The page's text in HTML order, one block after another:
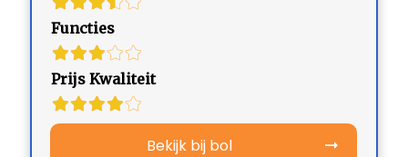
Functies
Prijs Kwaliteit
Bekijk bij bol